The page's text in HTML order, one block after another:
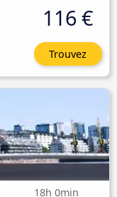
116 €
Trouvez
18h 0min